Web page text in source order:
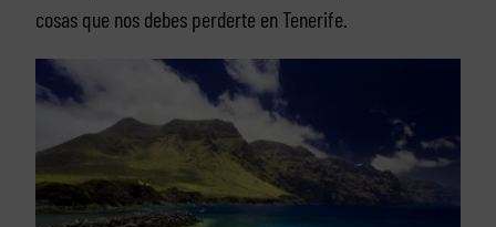
cosas que nos debes perderte en Tenerife.